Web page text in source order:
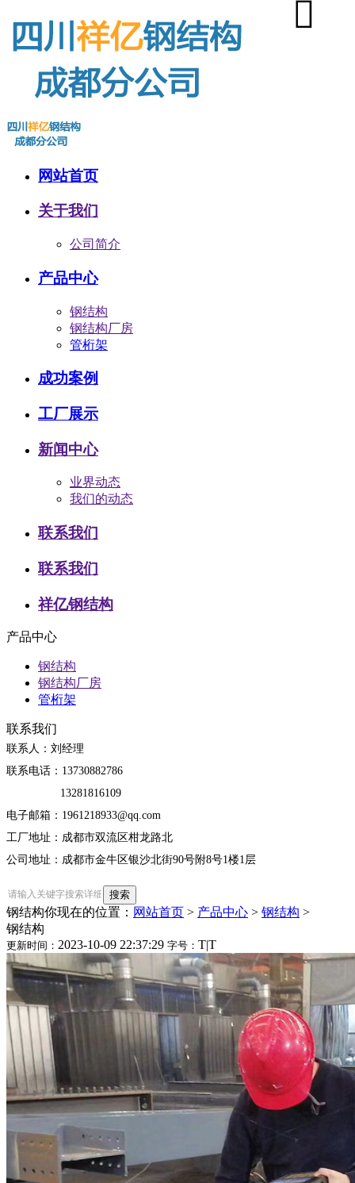
网站首页
关于我们
公司简介
产品中心
钢结构
钢结构厂房
管桁架
成功案例
工厂展示
新闻中心
业界动态
我们的动态
联系我们
联系我们
祥亿钢结构
产品中心
钢结构
钢结构厂房
管桁架
联系我们
联系人：刘经理
联系电话：13730882786
13281816109
电子邮箱：1961218933@qq.com
工厂地址：成都市双流区柑龙路北
公司地址：成都市金牛区银沙北街90号附8号1楼1层
钢结构你现在的位置： 网站首页 > 产品中心 > 钢结构 >
钢结构
更新时间： 2023-10-09 22:37:29 字号： T|T